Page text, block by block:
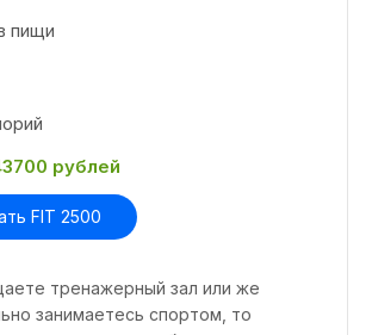
пищи
рублей
FIT 2500
тренажерный зал или же
занимаетесь спортом, то